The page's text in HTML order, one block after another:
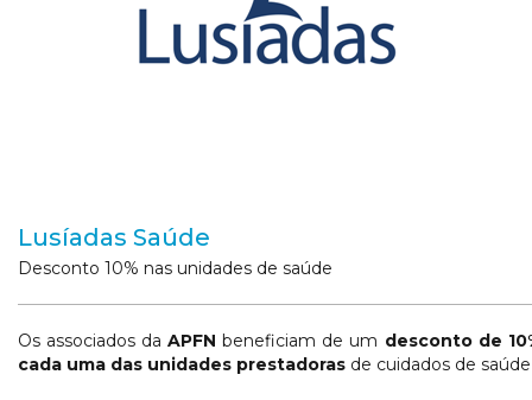
Lusíadas Saúde
Desconto 10% nas unidades de saúde
Os associados daAPFNbeneficiam de um desconto de
cada uma das unidades prestadoras de cuidados de